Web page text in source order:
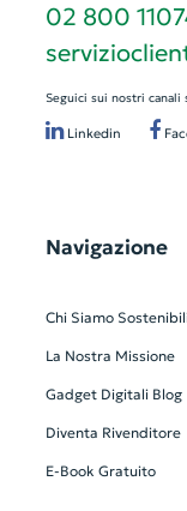
02 800
Seguici sui nostri canali
Linkedin
Navigazione
Chi Siamo
La Nostra Missione
Gadget Digitali Blog
Diventa Rivenditore
E-Book Gratuito